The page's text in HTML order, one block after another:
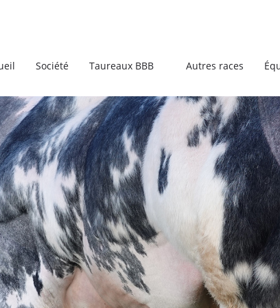
Société Taureaux BBB Autres races